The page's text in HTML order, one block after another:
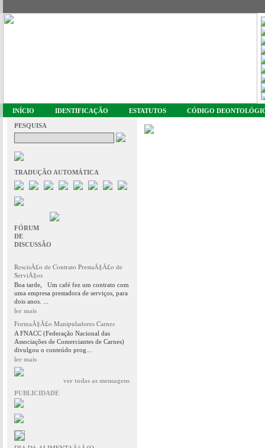
INÍCIO IDENTIFICAÇÃO ESTATUTOS CÓDIGO
PESQUISA
TRADUÇÃO AUTOMÁTICA
FÓRUM
DE
DISCUSSÃO
RescisÃ£o de Contrato PrestaÃ§Ã£o de
ServiÃ§os
Boa tarde, Um café fez um contrato com
uma empresa prestadora de serviços, para
dois anos. ...
ler mais
FormaÃ§Ã£o Manipuladores Carnes
A FNACC (Federação Nacional das
Associações de Comerciantes de Carnes)
divulgou o conteúdo prog...
ler mais
ver todas as mensagens
PUBLICIDADE